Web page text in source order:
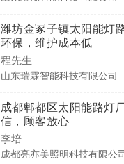
潍坊金冢子镇太阳能灯
环保，维护成本低
程先生
山东瑞霖智能科技有限公司
成都郫都区太阳能路灯
信，顾客放心
李培
成都亮亦美照明科技有限公